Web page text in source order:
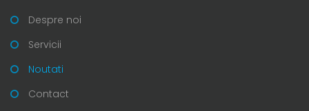
Despre noi
Servicii
Noutati
Contact